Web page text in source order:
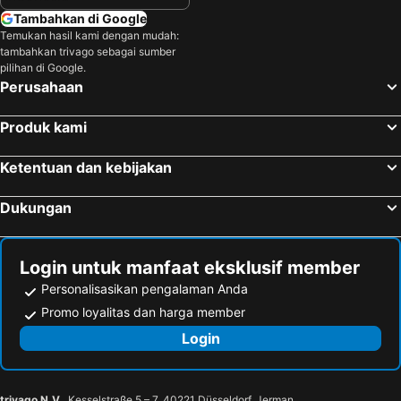
Tambahkan di Google
Temukan hasil kami dengan mudah:
tambahkan trivago sebagai sumber
pilihan di Google.
Perusahaan
Produk kami
Ketentuan dan kebijakan
Dukungan
Login untuk manfaat eksklusif member
Personalisasikan pengalaman Anda
Promo loyalitas dan harga member
Login